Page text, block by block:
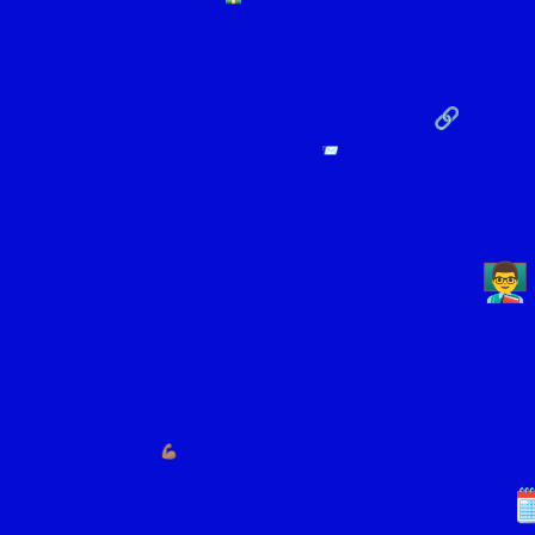
📨
🔗
💪🏽
👨‍🏫